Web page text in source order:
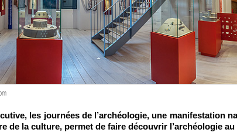
les journées de l’archéologie, une manifestation
de la culture, permet de faire découvrir l’archéologie